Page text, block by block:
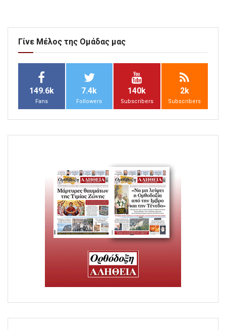
Γίνε Μέλος της Ομάδας μας
149.6k
Fans
7.4k
Followers
140k
Subscribers
2k
Subscribers